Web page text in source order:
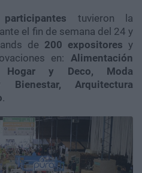
tuvieron la
el fin de semana del 24 y
de 200 expositores y
en: Alimentación
Hogar y Deco, Moda
Arquitectura
.